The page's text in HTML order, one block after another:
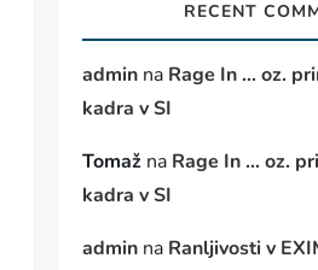
RECENT
adminna Rage In … oz.
kadra v SI
Tomažna Rage In … oz.
kadra v SI
adminna Ranljivosti v